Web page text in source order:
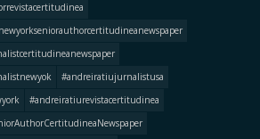
#andreiratiujurnalistusa
#andreiratiurevistacertitudinea